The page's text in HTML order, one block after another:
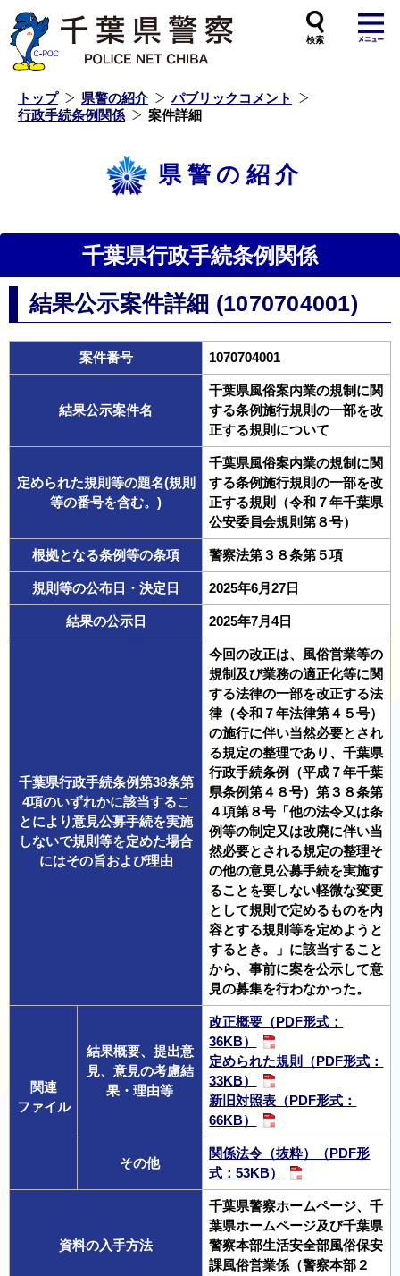
トップ 県警の紹介
パブリックコメント
行政手続条例関係
案件詳細
県警の紹介
千葉県行政手続条例関係
結果公示案件詳細 (1070704001)
案件番号 1070704001
結果公示案件名
千葉県風俗案内業の規制に関
する条例施行規則の一部を改
正する規則について
定められた規則等の題名(規則
等の番号を含む。)
千葉県風俗案内業の規制に関
する条例施行規則の一部を改
正する規則（令和７年千葉県
公安委員会規則第８号）
根拠となる条例等の条項 警察法第３８条第５項
規則等の公布日・決定日 2025年6月27日
結果の公示日 2025年7月4日
千葉県行政手続条例第38条第
4項のいずれかに該当するこ
とにより意見公募手続を実施
しないで規則等を定めた場合
にはその旨および理由
今回の改正は、風俗営業等の
規制及び業務の適正化等に関
する法律の一部を改正する法
律（令和７年法律第４５号）
の施行に伴い当然必要とされ
る規定の整理であり、千葉県
行政手続条例（平成７年千葉
県条例第４８号）第３８条第
４項第８号「他の法令又は条
例等の制定又は改廃に伴い当
然必要とされる規定の整理そ
の他の意見公募手続を実施す
ることを要しない軽微な変更
として規則で定めるものを内
容とする規則等を定めようと
するとき。」に該当すること
から、事前に案を公示して意
見の募集を行わなかった。
関連
ファイル
結果概要、提出意
見、意見の考慮結
果・理由等
改正概要（PDF形式：
36KB）
定められた規則（PDF形式：
33KB）
新旧対照表（PDF形式：
66KB）
その他
関係法令（抜粋）（PDF形
式：53KB）
資料の入手方法
千葉県警察ホームページ、千
葉県ホームページ及び千葉県
警察本部生活安全部風俗保安
課風俗営業係（警察本部２